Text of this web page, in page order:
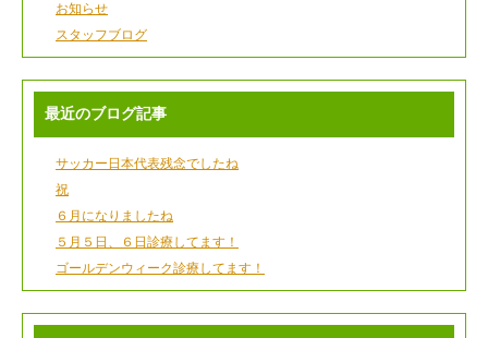
お知らせ
スタッフブログ
最近のブログ記事
サッカー日本代表残念でしたね
祝
６月になりましたね
５月５日、６日診療してます！
ゴールデンウィーク診療してます！